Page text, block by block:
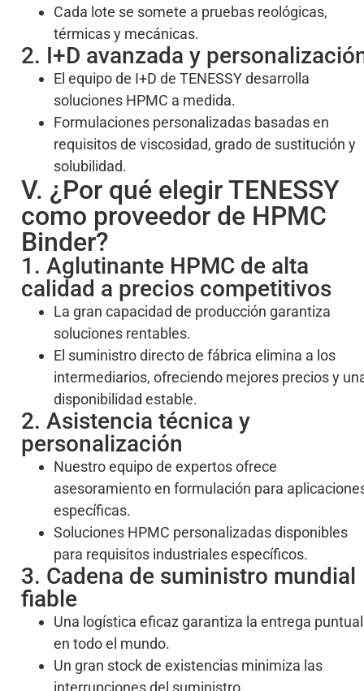
Cada lote se somete a pruebas reológicas,
térmicas y mecánicas.
2. I+D avanzada y
El equipo de I+D de TENESSY desarrolla
soluciones HPMC a medida.
Formulaciones personalizadas basadas en
requisitos de viscosidad, grado de sustitución y
solubilidad.
V. ¿Por qué elegir TENESSY
como proveedor de HPMC
Binder?
1. Aglutinante HPMC de alta
calidad a precios competitivos
La gran capacidad de producción garantiza
soluciones rentables.
El suministro directo de fábrica elimina a los
intermediarios, ofreciendo mejores precios y
disponibilidad estable.
2. Asistencia técnica y
personalización
Nuestro equipo de expertos ofrece
asesoramiento en formulación para
específicas.
Soluciones HPMC personalizadas disponibles
para requisitos industriales específicos.
3. Cadena de suministro mundial
fiable
Una logística eficaz garantiza la entrega puntual
en todo el mundo.
Un gran stock de existencias minimiza las
interrupciones del suministro.